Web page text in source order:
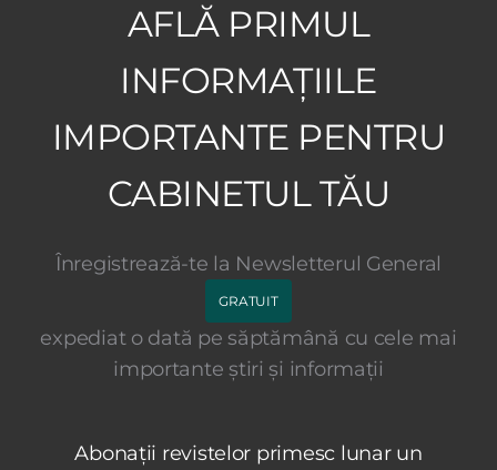
AFLĂ PRIMUL
INFORMAȚIILE
IMPORTANTE PENTRU
CABINETUL TĂU
Înregistrează-te la Newsletterul General
GRATUIT
expediat o dată pe săptămână cu cele mai
importante știri și informații
Abonații revistelor primesc lunar un